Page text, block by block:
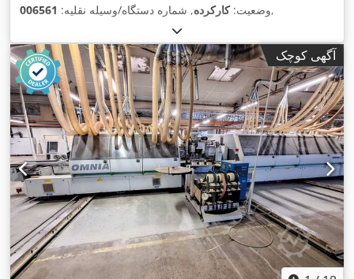
وضعیت:کارکرده, شماره دستگاه/وسیله نقلیه: 006561 ,
آگهی کوچک